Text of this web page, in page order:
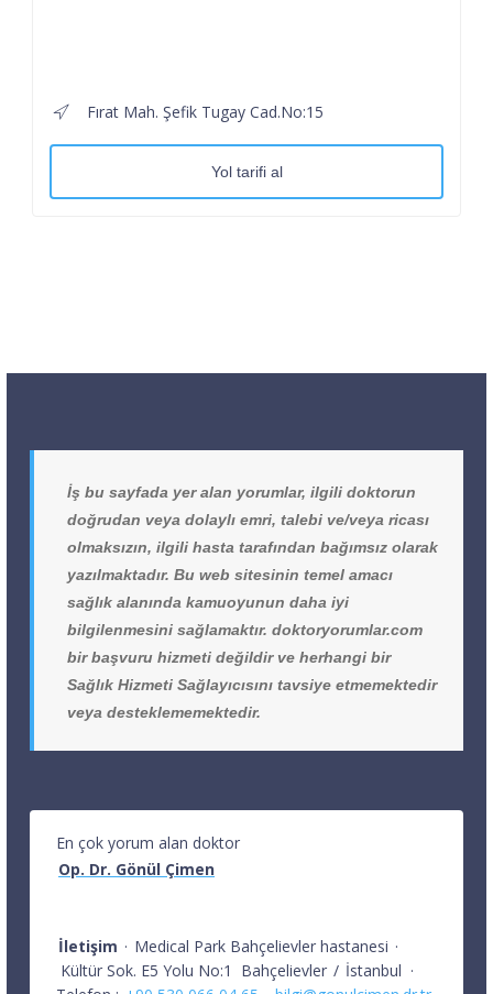
Fırat Mah. Şefik Tugay Cad.No:15
Yol tarifi al
İş bu sayfada yer alan yorumlar, ilgili doktorun
doğrudan veya dolaylı emri, talebi ve/veya ricası
olmaksızın, ilgili hasta tarafından bağımsız olarak
yazılmaktadır. Bu web sitesinin temel amacı
sağlık alanında kamuoyunun daha iyi
bilgilenmesini sağlamaktır. doktoryorumlar.com
bir başvuru hizmeti değildir ve herhangi bir
Sağlık Hizmeti Sağlayıcısını tavsiye etmemektedir
veya desteklememektedir.
En çok yorum alan doktor
Op. Dr. Gönül Çimen
İletişim · Medical Park Bahçelievler hastanesi ·
Kültür Sok. E5 Yolu No:1
Bahçelievler / İstanbul ·